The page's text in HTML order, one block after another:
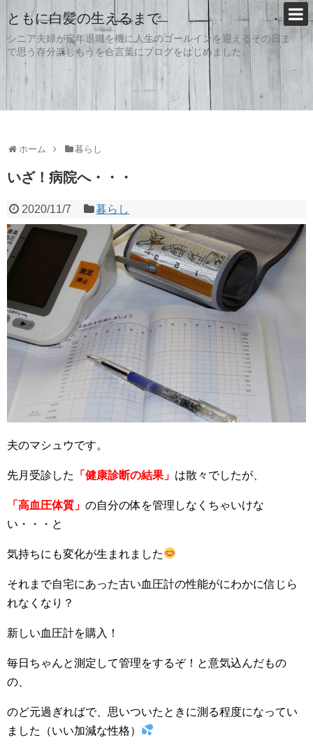
ともに白髪の生えるまで
シニア夫婦が定年退職を機に人生のゴールインを迎えるその日ま
で思う存分楽しもうを合言葉にブログをはじめました。
ホーム 暮らし
いざ！病院へ・・・
2020/11/7 暮らし
夫のマシュウです。
先月受診した 「健康診断の結果」 は散々でしたが、
「高血圧体質」 の自分の体を管理しなくちゃいけな
い・・・と
気持ちにも変化が生まれました
それまで自宅にあった古い血圧計の性能がにわかに信じら
れなくなり？
新しい血圧計を購入！
毎日ちゃんと測定して管理をするぞ！と意気込んだもの
の、
のど元過ぎればで、思いついたときに測る程度になってい
ました（いい加減な性格）